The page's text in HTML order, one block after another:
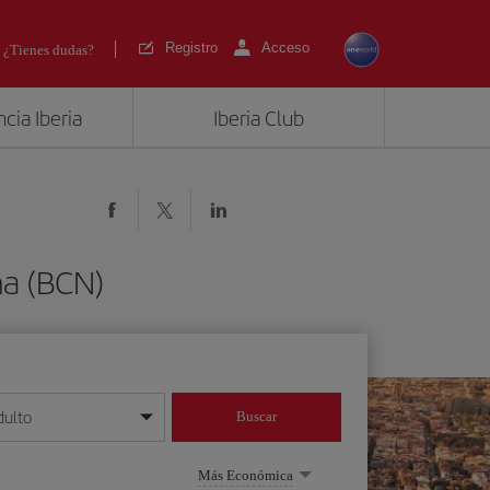
¿Tienes dudas? Registro Acceso
Iberia Iberia Club
(BCN)
mes/año
Buscar
Más Económica